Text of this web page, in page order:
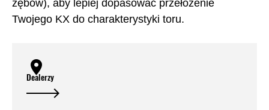
zębów), aby lepiej dopasować przełożenie
Twojego KX do charakterystyki toru.
Dealerzy